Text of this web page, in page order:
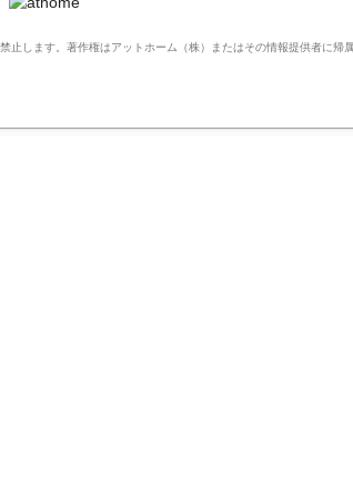
します。著作権はアットホーム（株）またはその情報提供者に帰属